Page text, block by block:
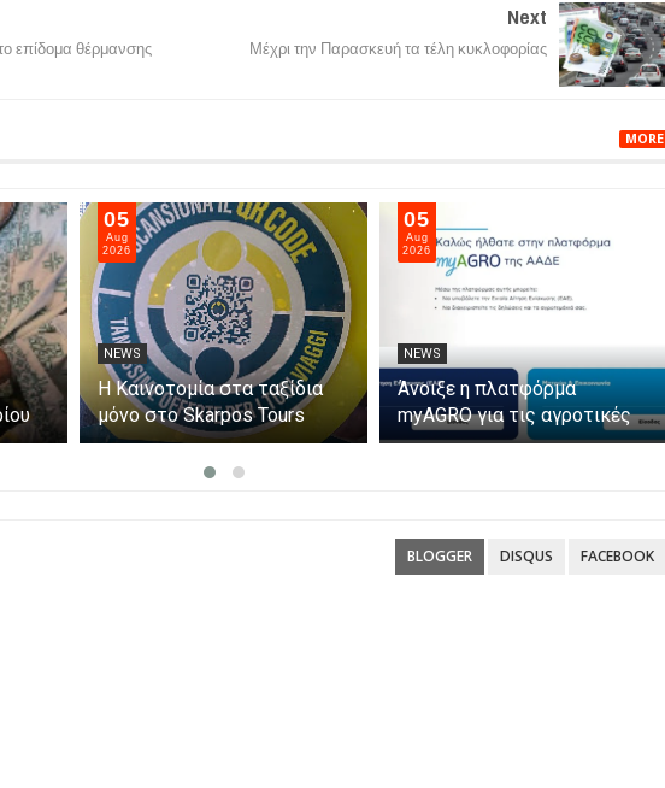
επίδομα θέρμανσης
Next
Μέχρι την Παρασκευή τα τέλη κυκλοφορίας
MORE
05
Aug
2026
NEWS
Η Καινοτομία στα ταξίδια
μόνο στο Skarpos Tours
Parga
05
Aug
2026
NEWS
Άνοιξε η πλατφόρμα
myAGRO για τις αγροτικές
ενισχύσεις 2026 – Πώς
BLOGGER DISQUS FACEBOOK